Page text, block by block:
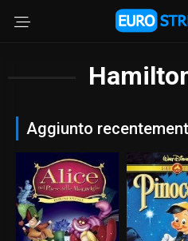
Aggiunto